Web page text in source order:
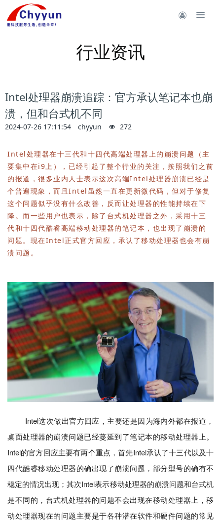
行业资讯
Intel处理器崩溃追踪：官方承认笔记本也崩
溃，但和台式机不同
2024-07-26 17:11:54 chyyun 272
Intel处理器在十三代和十四代高端处理器上的崩溃问题（主
要集中在i9上），已经引起了整个行业的关注，按照我们之前
的报道，很多业内人士表示这次高端Intel处理器崩溃已经是
个普遍现象，而且Intel虽然一直在更新微代码，但对于修复
这个问题似乎没有什么改善，反而让处理器的性能持续在下
降。而一些用户也表示，除了台式机处理器之外，采用十三
代和十四代酷睿高端移动处理器的笔记本，也出现了崩溃的
问题。现在Intel正式官方回应，承认了移动处理器也会有崩
溃问题。
Intel这次做出官方回应，主要还是因为海内外都在报道，
桌面处理器的崩溃问题已经蔓延到了笔记本的移动处理器上。
Intel的官方回应主要有两个重点，首先Intel承认了十三代以及十
四代酷睿移动处理器的确出现了崩溃问题，部分型号的确有不
稳定的情况出现；其次Intel表示移动处理器的崩溃问题和台式机
是不同的，台式机处理器的问题不会出现在移动处理器上，移
动处理器现在的问题主要是于各种潜在软件和硬件问题的常见